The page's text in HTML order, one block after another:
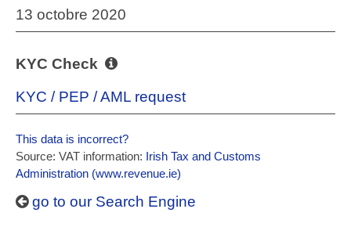
13 octobre 2020
KYC Check
KYC / PEP / AML request
This data is incorrect?
Source: VAT information: Irish Tax and Customs
Administration (www.revenue.ie)
go to our Search Engine